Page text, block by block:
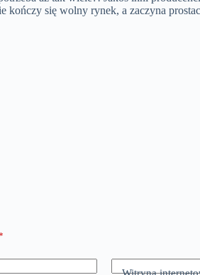
się wolny rynek, a zaczyna
Witryna